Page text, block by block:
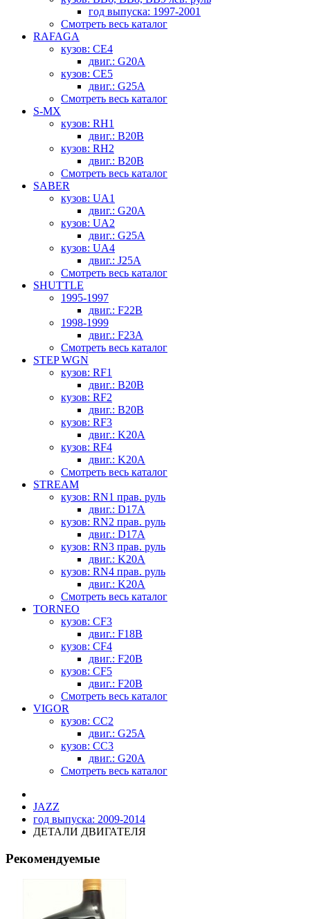
год выпуска: 1997-2001
Смотреть весь каталог
RAFAGA
кузов: CE4
двиг.: G20A
кузов: CE5
двиг.: G25A
Смотреть весь каталог
S-MX
кузов: RH1
двиг.: B20B
кузов: RH2
двиг.: B20B
Смотреть весь каталог
SABER
кузов: UA1
двиг.: G20A
кузов: UA2
двиг.: G25A
кузов: UA4
двиг.: J25A
Смотреть весь каталог
SHUTTLE
1995-1997
двиг.: F22B
1998-1999
двиг.: F23A
Смотреть весь каталог
STEP WGN
кузов: RF1
двиг.: B20B
кузов: RF2
двиг.: B20B
кузов: RF3
двиг.: K20A
кузов: RF4
двиг.: K20A
Смотреть весь каталог
STREAM
кузов: RN1 прав. руль
двиг.: D17A
кузов: RN2 прав. руль
двиг.: D17A
кузов: RN3 прав. руль
двиг.: K20A
кузов: RN4 прав. руль
двиг.: K20A
Смотреть весь каталог
TORNEO
кузов: CF3
двиг.: F18B
кузов: CF4
двиг.: F20B
кузов: CF5
двиг.: F20B
Смотреть весь каталог
VIGOR
кузов: CC2
двиг.: G25A
кузов: CC3
двиг.: G20A
Смотреть весь каталог
JAZZ
год выпуска: 2009-2014
ДЕТАЛИ ДВИГАТЕЛЯ
Рекомендуемые